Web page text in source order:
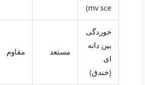
mv sce)
خوردگی
بین دانه
ای
(خندق)
مستعد مقاوم